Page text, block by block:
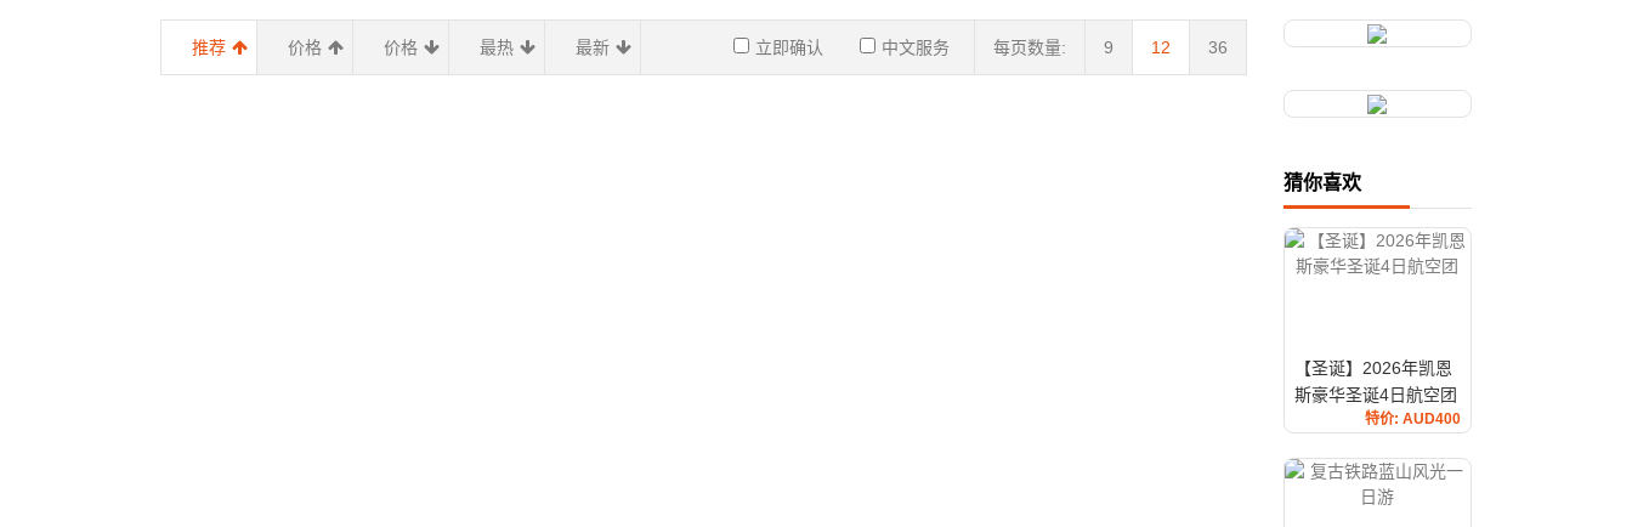
推荐 价格 价格 最热 最新 每页数量: 9 12 36
立即确认 中文服务
猜你喜欢
【圣诞】2026年凯恩
斯豪华圣诞4日航空团
特价: AUD400